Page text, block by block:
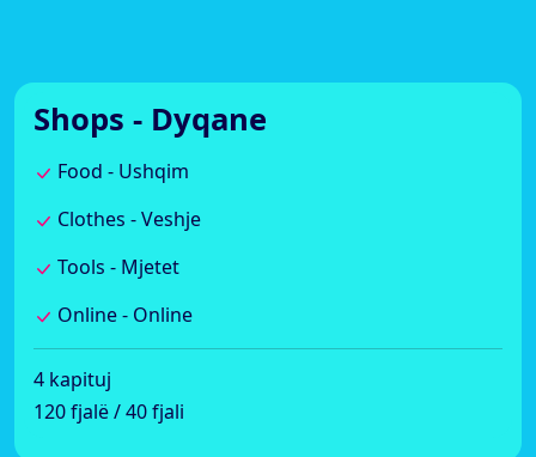
Shops - Dyqane
Food - Ushqim
Clothes - Veshje
Tools - Mjetet
Online - Online
4 kapituj
120 fjalë / 40 fjali